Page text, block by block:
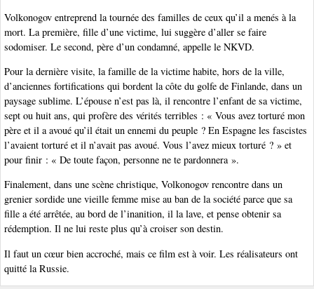
Volkonogov entreprend la tournée des familles de ceux qu’il a menés à la
mort. La première, fille d’une victime, lui suggère d’aller se faire
sodomiser. Le second, père d’un condamné, appelle le NKVD.
Pour la dernière visite, la famille de la victime habite, hors de la ville,
d’anciennes fortifications qui bordent la côte du golfe de Finlande, dans un
paysage sublime. L’épouse n’est pas là, il rencontre l’enfant de sa victime,
sept ou huit ans, qui profère des vérités terribles : « Vous avez torturé mon
père et il a avoué qu’il était un ennemi du peuple ? En Espagne les fascistes
l’avaient torturé et il n’avait pas avoué. Vous l’avez mieux torturé ? » et
pour finir : « De toute façon, personne ne te pardonnera ».
Finalement, dans une scène christique, Volkonogov rencontre dans un
grenier sordide une vieille femme mise au ban de la société parce que sa
fille a été arrêtée, au bord de l’inanition, il la lave, et pense obtenir sa
rédemption. Il ne lui reste plus qu’à croiser son destin.
Il faut un cœur bien accroché, mais ce film est à voir. Les réalisateurs ont
quitté la Russie.